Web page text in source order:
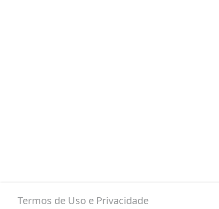
Termos de Uso e Privacidade